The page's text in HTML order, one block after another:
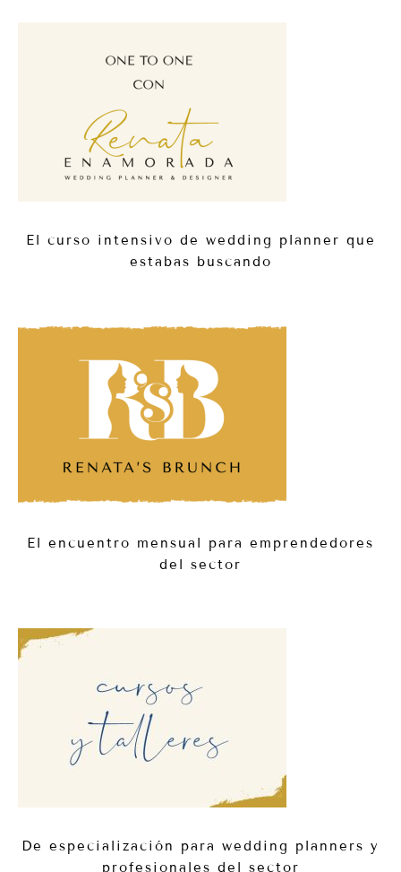
El curso intensivo de wedding planner que
estabas buscando
El encuentro mensual para emprendedores
del sector
De especialización para wedding planners y
profesionales del sector